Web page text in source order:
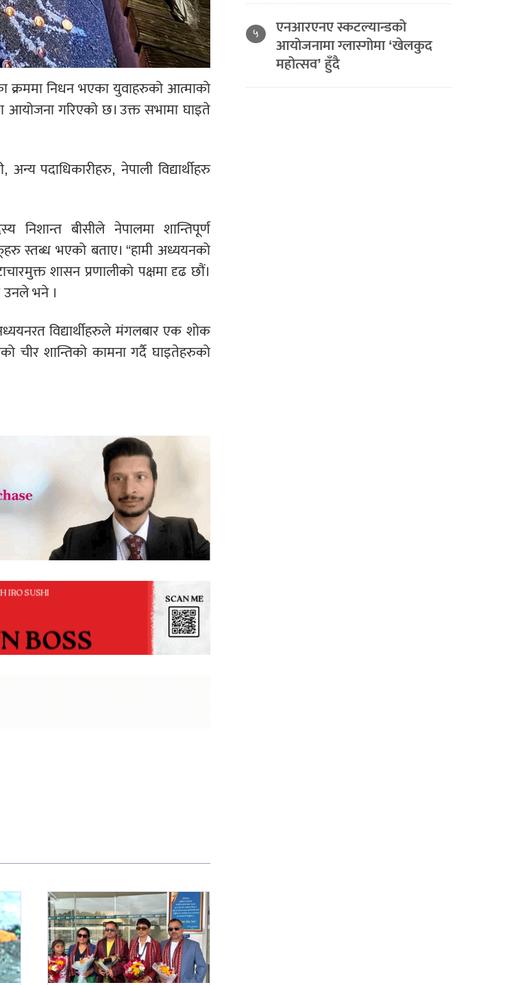
क्रममा निधन भएका युवाहरुको आत्माको
आयोजना गरिएको छ। उक्त सभामा घाइते
पदाधिकारीहरु, नेपाली विद्यार्थीहरु
निशान्त बीसीले नेपालमा शान्तिपूर्ण
स्तब्ध भएको बताए। “हामी अध्ययनको
शासन प्रणालीको पक्षमा दृढ छौं।
उनले भने ।
विद्यार्थीहरुले मंगलबार एक शोक
चीर शान्तिको कामना गर्दै घाइतेहरुको
५ एनआरएनए स्कटल्यान्डको
आयोजनामा ग्लास्गोमा ‘खेलकुद
महोत्सव’ हुँदै